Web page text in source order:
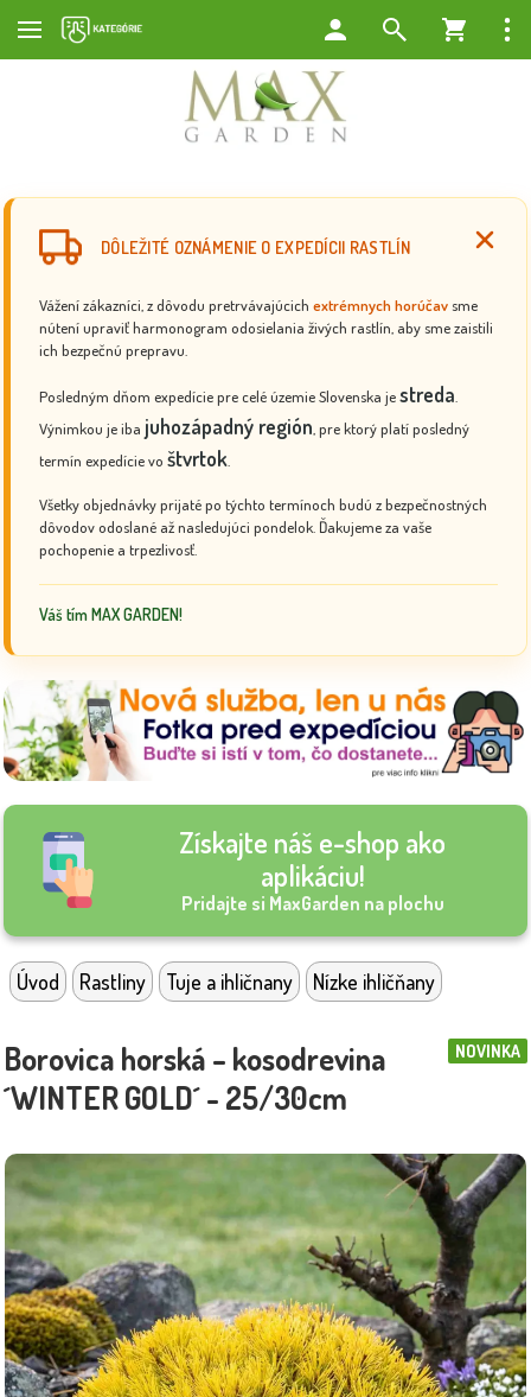
DÔLEŽITÉ OZNÁMENIE O EXPEDÍCII RASTLÍN
Vážení zákazníci, z dôvodu pretrvávajúcich extrémnych horúčav sme
nútení upraviť harmonogram odosielania živých rastlín, aby sme zaistili
ich bezpečnú prepravu.
Posledným dňom expedície pre celé územie Slovenska jestreda
Výnimkou je iba juhozápadný región , pre ktorý platí posledný
termín expedície vo štvrtok
Všetky objednávky prijaté po týchto termínoch budú z bezpečnostných
dôvodov odoslané až nasledujúci pondelok. Ďakujeme za vaše
pochopenie a trpezlivosť.
Váš tím MAX GARDEN!
Získajte náš e-shop ako
aplikáciu!
Pridajte si MaxGarden na plochu
Úvod Rastliny Tuje a ihličnany Nízke ihličňany
NOVINKA
Borovica horská – kosodrevina
´WINTER GOLD´ - 25/30cm